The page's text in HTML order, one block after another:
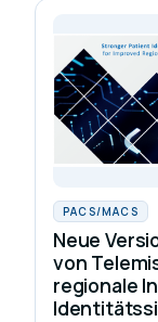
PACS/MACS
Neue
von
regionale